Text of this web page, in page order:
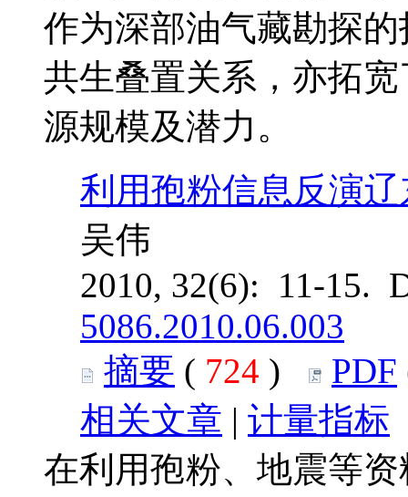
作为深部油气藏勘探
共生叠置关系，亦拓
源规模及潜力。
利用孢粉信息反演
吴伟
2010, 32(6): 11-15.
5086.2010.06.003
摘要 ( 724 ) PDF
相关文章 | 计量指标
在利用孢粉、地震等